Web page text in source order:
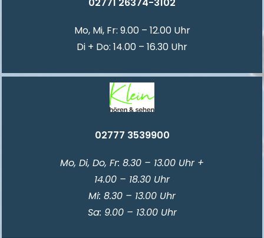
Mo, Mi, Fr: 9.00 – 12.00 Uhr
Di + Do: 14.00 – 16.30 Uhr
02777 3539900
Mo, Di, Do, Fr: 8.30 – 13.00 Uhr +
14.00 – 18.30 Uhr
Mi: 8.30 – 13.00 Uhr
Sa: 9.00 – 13.00 Uhr